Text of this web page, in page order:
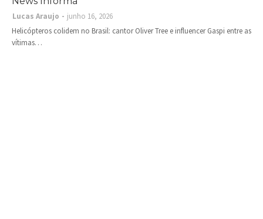
Lucas Araujo
junho 16, 2026
Helicópteros colidem no Brasil: cantor Oliver Tree e influencer Gaspi entre as
vítimas…